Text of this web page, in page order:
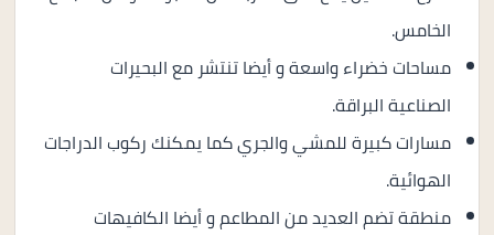
الخامس.
مساحات خضراء واسعة و أيضا تنتشر مع البحيرات
الصناعية البراقة.
مسارات كبيرة للمشي والجري كما يمكنك ركوب الدراجات
الهوائية.
منطقة تضم العديد من المطاعم و أيضا الكافيهات